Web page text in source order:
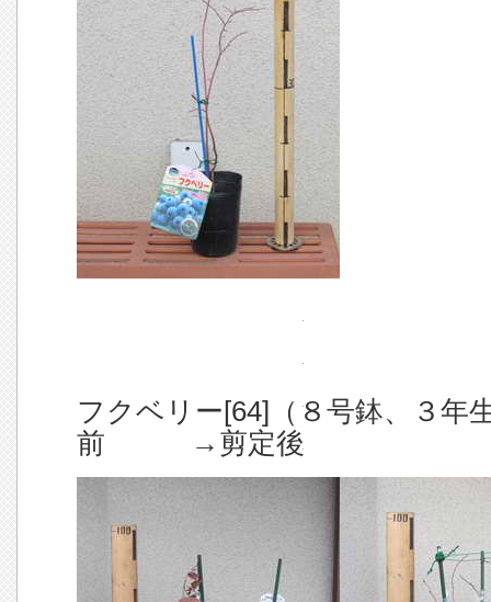
フクベリー[64]（８号鉢、３
前 →剪定後